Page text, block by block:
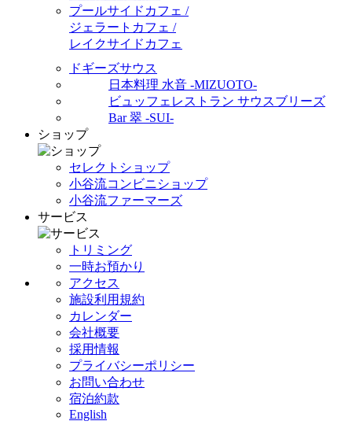
プールサイドカフェ /
ジェラートカフェ /
レイクサイドカフェ
ドギーズサウス
日本料理 水音 -MIZUOTO-
ビュッフェレストラン サウスブリーズ
Bar 翠 -SUI-
ショップ
セレクトショップ
小谷流コンビニショップ
小谷流ファーマーズ
サービス
トリミング
一時お預かり
アクセス
施設利用規約
カレンダー
会社概要
採用情報
プライバシーポリシー
お問い合わせ
宿泊約款
English